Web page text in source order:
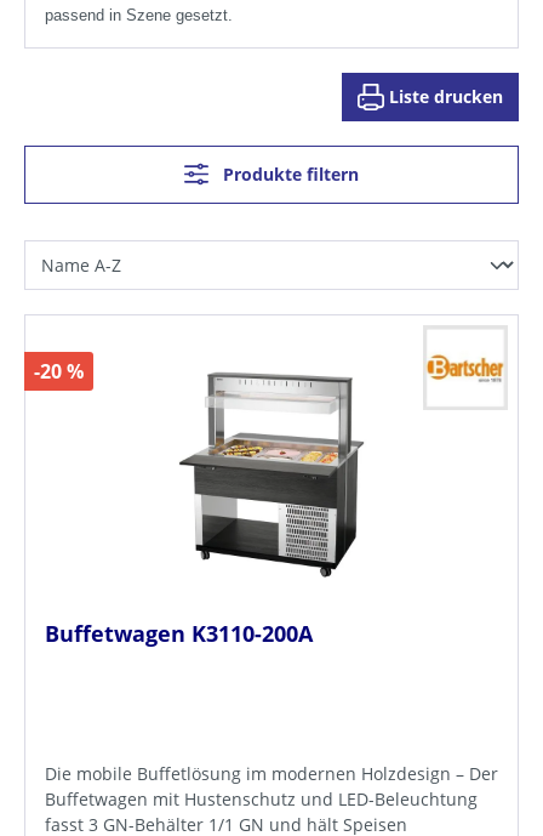
passend in Szene gesetzt.
Liste drucken
Produkte filtern
-20 %
Buffetwagen K3110-200A
Die mobile Buffetlösung im modernen Holzdesign – Der
Buffetwagen mit Hustenschutz und LED-Beleuchtung
fasst 3 GN-Behälter 1/1 GN und hält Speisen